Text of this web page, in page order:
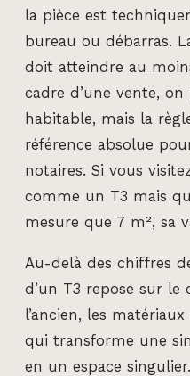
la pièce est
bureau ou débarras.
doit atteindre au
cadre d’une vente,
habitable, mais la
référence absolue
notaires. Si vous
comme un T3 mais
mesure que 7 m², sa
Au-delà des chiffres
d’un T3 repose sur le
l’ancien, les
qui transforme une
en un espace